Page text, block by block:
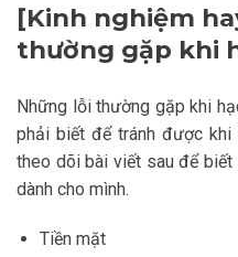
[Kinh nghiệm
thường gặp khi
Những lỗi thường gặp khi
phải biết để tránh được khi
theo dõi bài viết sau để biết
dành cho mình.
Tiền mặt